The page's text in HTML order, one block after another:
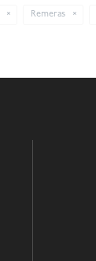
Remeras